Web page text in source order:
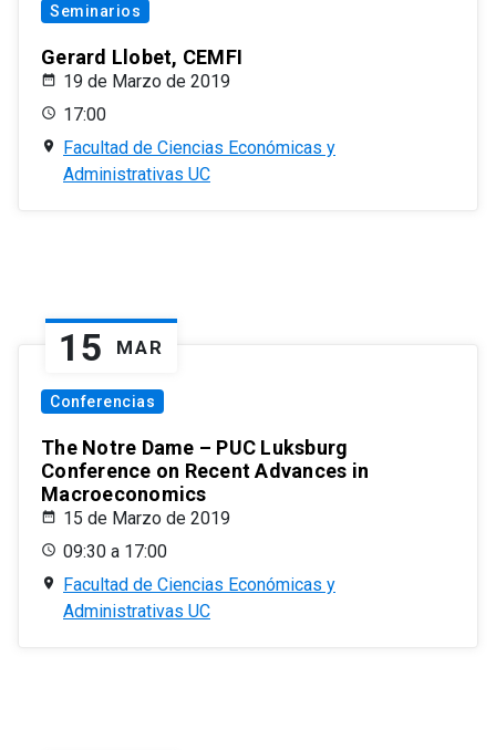
Seminarios
Gerard Llobet, CEMFI
19 de Marzo de 2019
17:00
Facultad de Ciencias Económicas y
Administrativas UC
15 MAR
Conferencias
The Notre Dame – PUC Luksburg
Conference on Recent Advances in
Macroeconomics
15 de Marzo de 2019
09:30 a 17:00
Facultad de Ciencias Económicas y
Administrativas UC